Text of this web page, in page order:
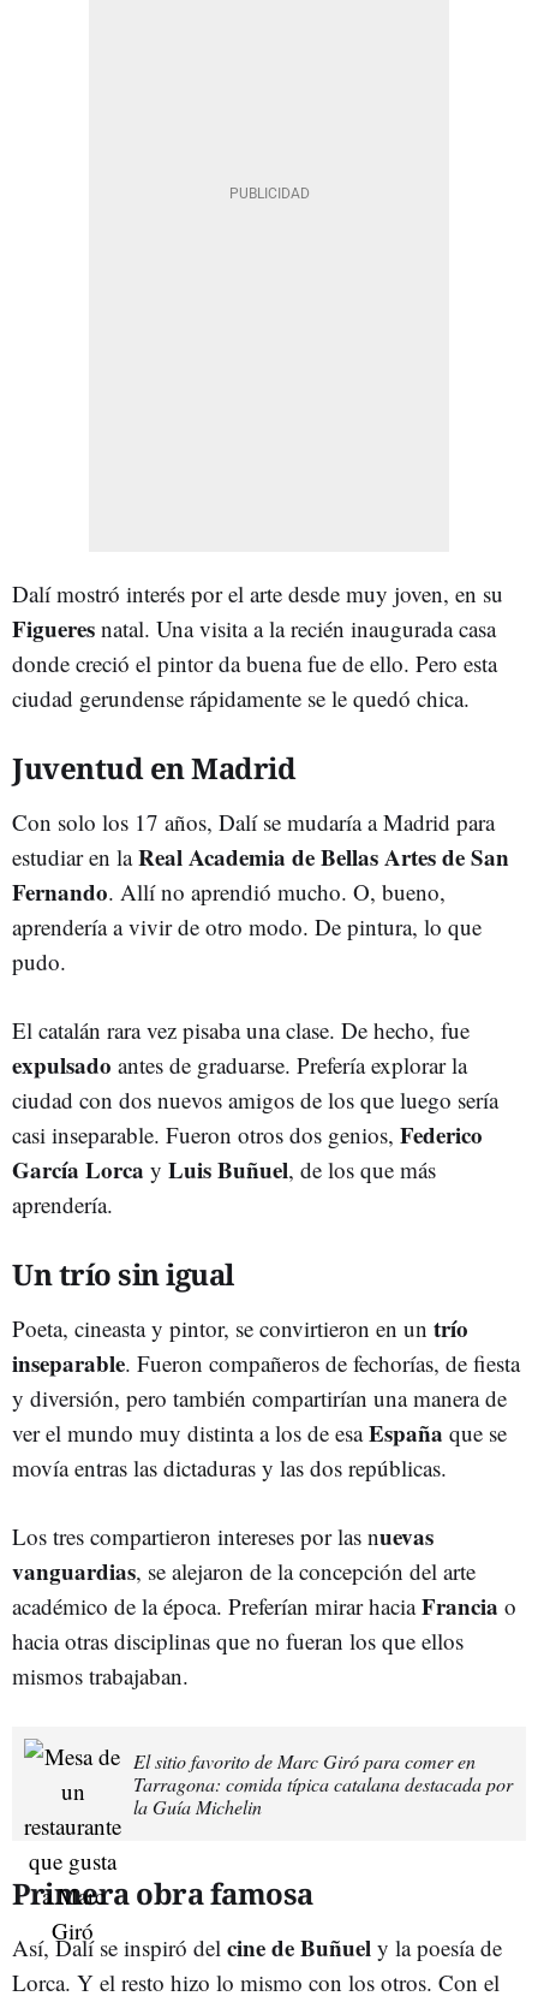
Dalí mostró interés por el arte desde muy joven, en su
Figueres natal. Una visita a la recién inaugurada casa
donde creció el pintor da buena fue de ello. Pero esta
ciudad gerundense rápidamente se le quedó chica.
Juventud en Madrid
Con solo los 17 años, Dalí se mudaría a Madrid para
estudiar en laReal Academia de Bellas Artes de San
Fernando. Allí no aprendió mucho. O, bueno,
aprendería a vivir de otro modo. De pintura, lo que
pudo.
El catalán rara vez pisaba una clase. De hecho, fue
expulsado antes de graduarse. Prefería explorar la
ciudad con dos nuevos amigos de los que luego sería
casi inseparable. Fueron otros dos genios, Federico
García Lorca y Luis Buñuel, de los que más
aprendería.
Un trío sin igual
Poeta, cineasta y pintor, se convirtieron en un trío
inseparable. Fueron compañeros de fechorías, de fiesta
y diversión, pero también compartirían una manera de
ver el mundo muy distinta a los de esaEspaña que se
movía entras las dictaduras y las dos repúblicas.
Los tres compartieron intereses por las nuevas
vanguardias, se alejaron de la concepción del arte
académico de la época. Preferían mirar haciaFrancia o
hacia otras disciplinas que no fueran los que ellos
mismos trabajaban.
El sitio favorito de Marc Giró para comer en
Tarragona: comida típica catalana destacada por
la Guía Michelin
Primera obra famosa
Así, Dalí se inspiró del cine de Buñuel y la poesía de
Lorca. Y el resto hizo lo mismo con los otros. Con el